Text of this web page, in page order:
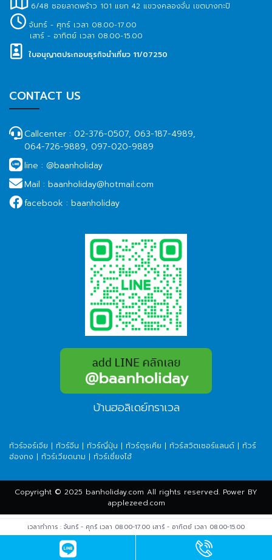
6/48 ซอยลาดพร้าว 101 แยก 42 แขวงคลองจั่น เขตบางกะปิ
จันทร์ - ศุกร์ เวลา 08.00-17.00
เสาร์ - อาทิตย์ เวลา 08.00-15.00
ใบอนุญาตประกอบธุรกิจนำเที่ยว 11/07250
CONTACT US
Callcenter : 02-376-0507, 063-187-4989,
064-726-9889, 097-020-9889
line : @baanholiday
Mail : baanholiday@hotmail.com
facebook : baanholiday
บ้านฮอลิเดย์ทราเวล
ทัวร์จอร์เจีย | ทัวร์จีน | ทัวร์ญี่ปุ่น | ทัวร์ตุรเคีย | ทัวร์สวิตเซอร์แลนด์ | ทัวร์
ฮ่องกง | ทัวร์เวียดนาม | ทัวร์เซี่ยงไฮ้
Copyright © 2025 banholiday.com All rights reserved. Power BY
applezeed.com
เวลาทำการ : จันทร์ - ศุกร์ เวลา 08.00-17.00 เสาร์ - อาทิตย์ เวลา 08.00-15.00